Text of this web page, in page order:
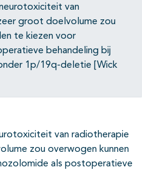
van
groot doelvolume zou
te kiezen voor
behandeling bij
1p/19q-deletie [Wick
van radiotherapie
zou overwogen kunnen
als postoperatieve